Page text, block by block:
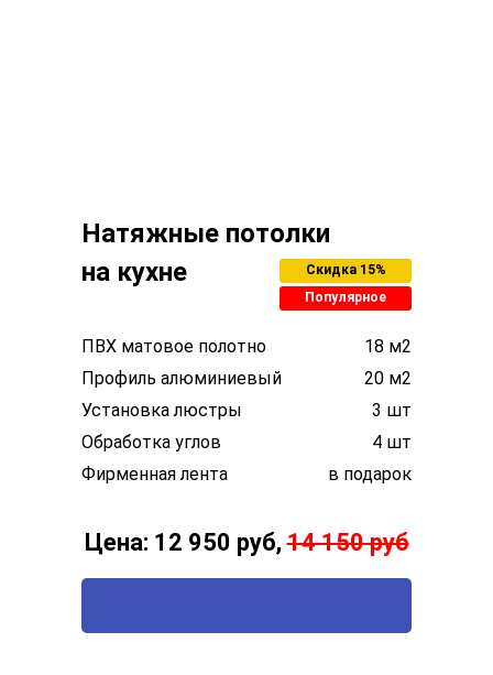
Натяжные потолки
Скидка 15%
на кухне
Популярное
ПВХ матовое полотно
18 м2
Профиль алюминиевый
20 м2
Установка люстры
3 шт
Обработка углов
4 шт
Фирменная лента
в подарок
Цена: 12 950 руб,14 150 руб